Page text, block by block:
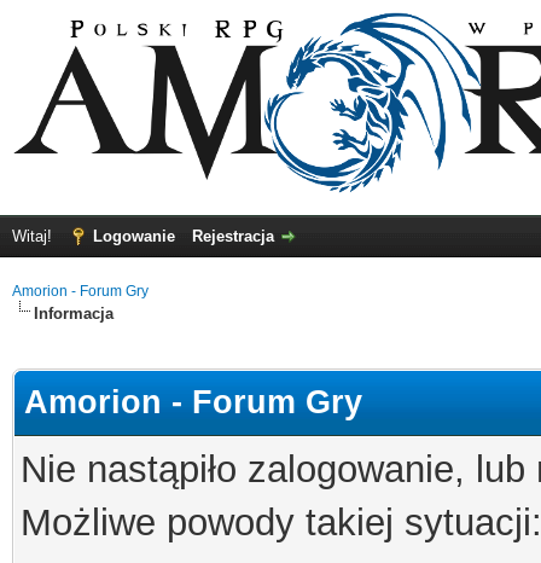
Witaj! Logowanie Rejestracja
Amorion - Forum Gry
Informacja
Amorion - Forum Gry
Nie nastąpiło zalogowanie,
Możliwe powody takiej sytuacji: